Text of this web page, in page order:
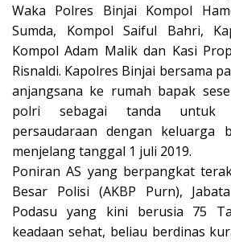
Waka Polres Binjai Kompol
Sumda, Kompol Saiful Bahri,
Kompol Adam Malik dan Kasi
Risnaldi. Kapolres Binjai bersama
anjangsana ke rumah bapak
polri sebagai tanda untuk
persaudaraan dengan keluarga
menjelang tanggal 1 juli 2019.
Poniran AS yang berpangkat
Besar Polisi (AKBP Purn),
Podasu yang kini berusia 75
keadaan sehat, beliau berdinas